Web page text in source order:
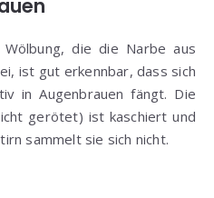
die die Narbe aus
ist gut erkennbar, dass sich
in Augenbrauen fängt. Die
gerötet) ist kaschiert und
sammelt sie sich nicht.